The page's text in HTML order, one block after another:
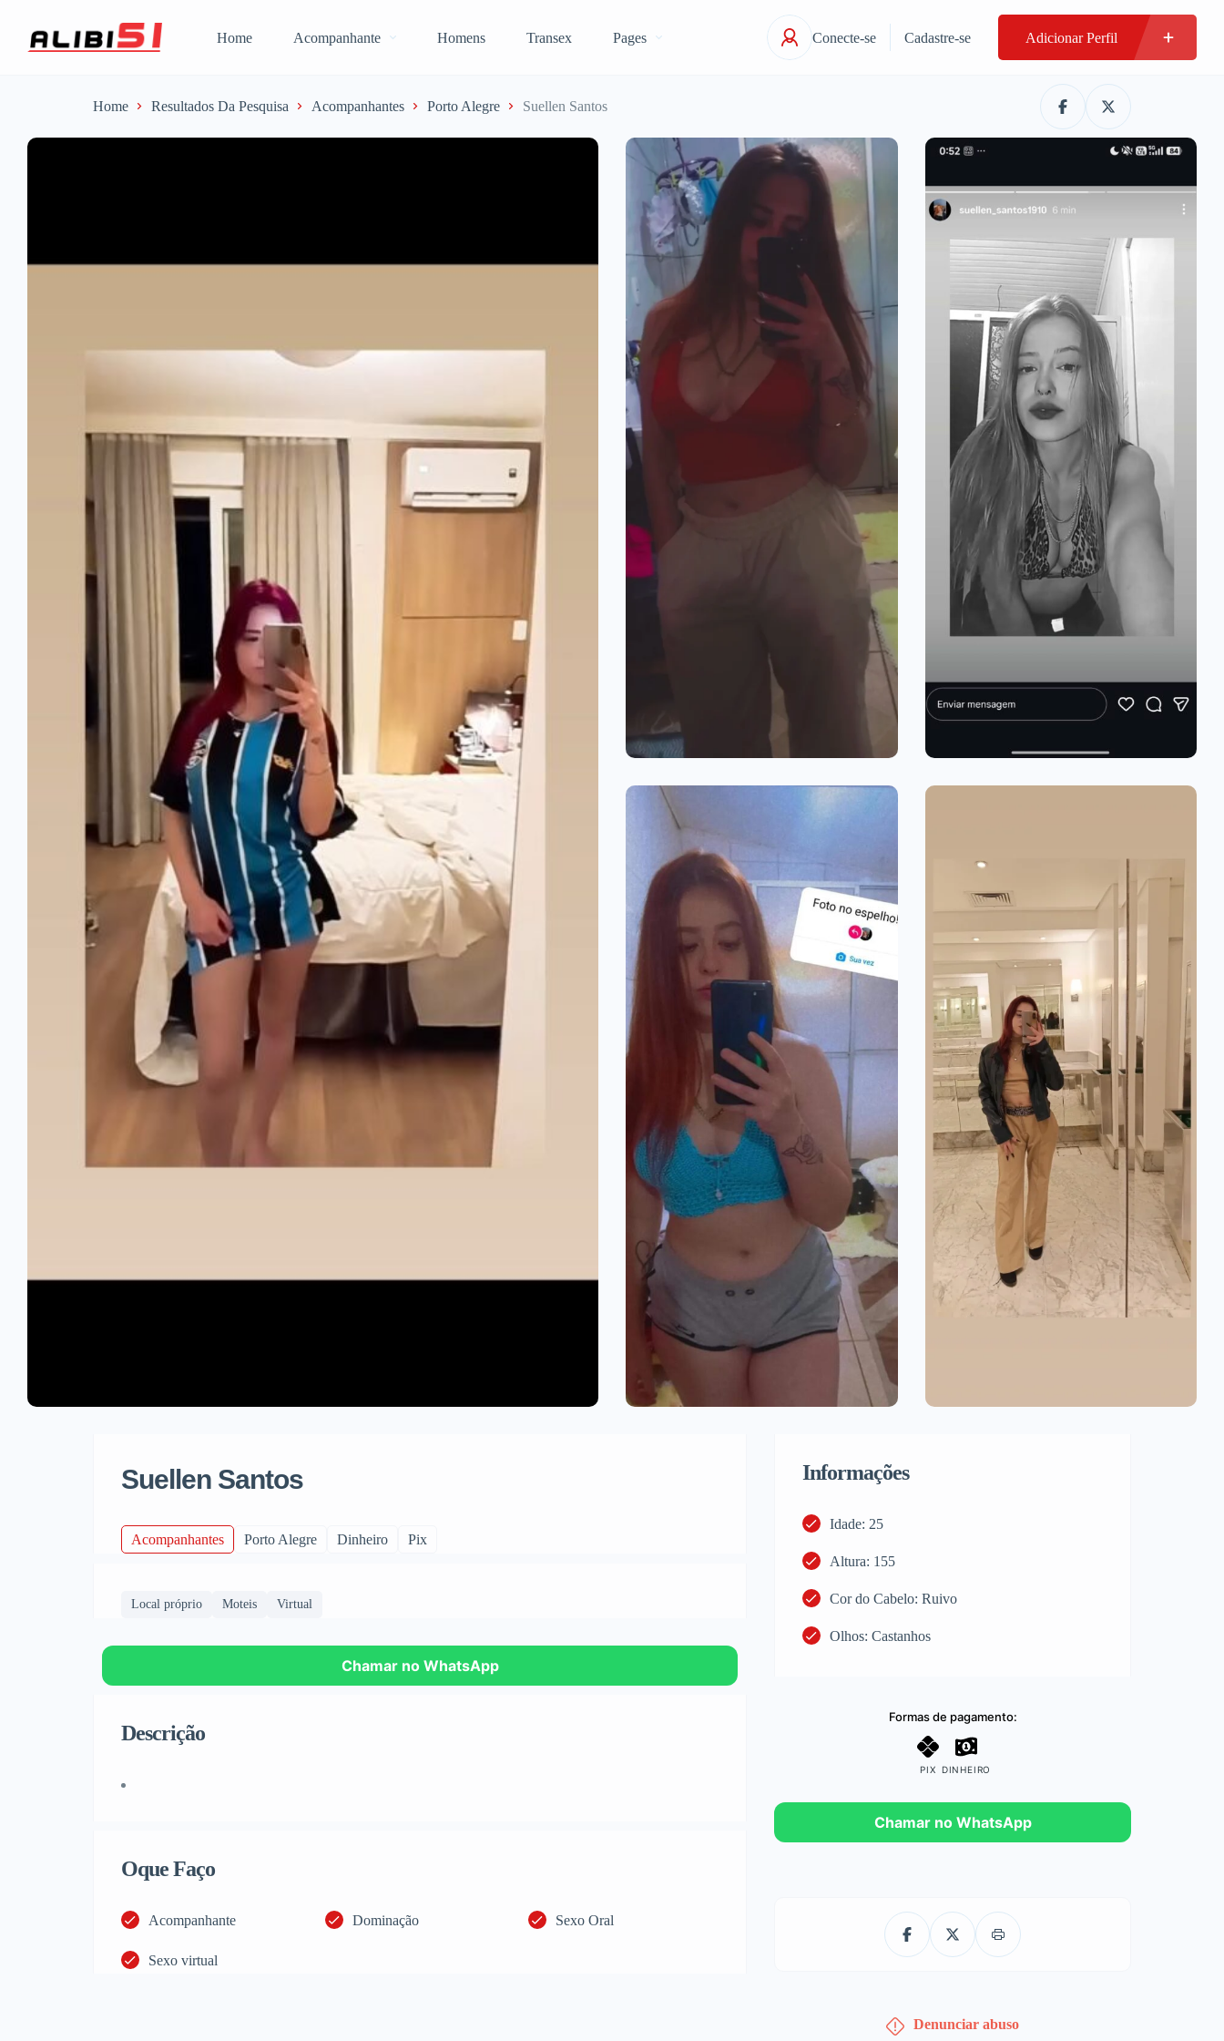
Home Acompanhante Homens Transex Pages Conecte-se Cadastre-se Adicionar Perfil
Home Resultados Da Pesquisa Acompanhantes Porto Alegre Suellen Santos
Suellen Santos
Acompanhantes Porto Alegre Dinheiro Pix
Local próprio Moteis Virtual
Chamar no WhatsApp
Descrição
Oque Faço
Acompanhante Dominação Sexo Oral
Sexo virtual
Informações
Idade: 25
Altura: 155
Cor do Cabelo: Ruivo
Olhos: Castanhos
Formas de pagamento:
PIX DINHEIRO
Chamar no WhatsApp
Denunciar abuso